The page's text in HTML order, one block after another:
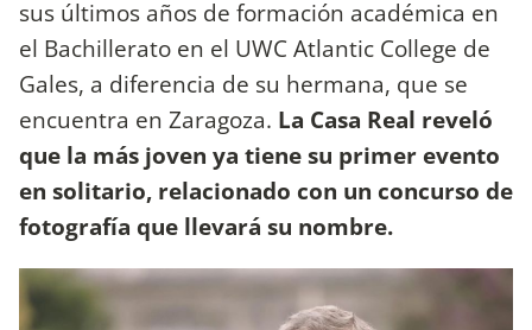
sus últimos años de formación académica en
el Bachillerato en el UWC Atlantic College de
Gales, a diferencia de su hermana, que se
encuentra en Zaragoza. La Casa Real reveló
que la más joven ya tiene su primer evento
en solitario, relacionado con un concurso de
fotografía que llevará su nombre.